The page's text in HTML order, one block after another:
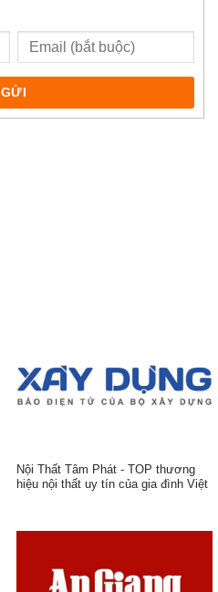
GỬI
Nội Thất Tâm Phát - TOP thương
hiệu nội thất uy tín của gia đình Việt